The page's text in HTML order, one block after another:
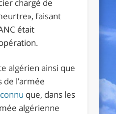
chargé de
», faisant
était
algérien ainsi que
l’armée
que, dans les
algérienne